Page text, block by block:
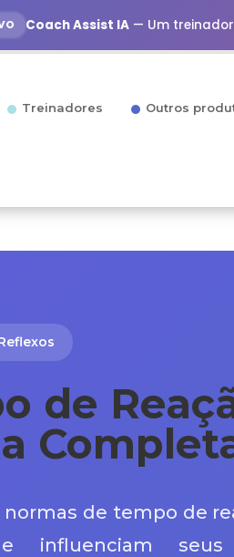
Coach Assist IA — Um
Treinadores Outros
de
normas de tempo de
influenciam